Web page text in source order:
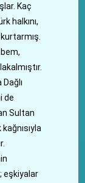
Kaç
halkını,
de
Sultan
eşkiyalar